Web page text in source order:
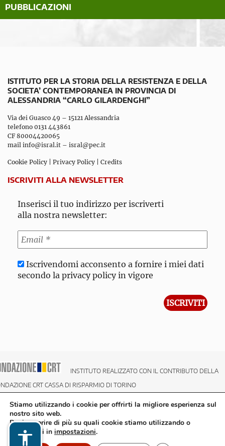
PUBBLICAZIONI
ISTITUTO PER LA STORIA DELLA RESISTENZA E DELLA
SOCIETA’ CONTEMPORANEA IN PROVINCIA DI
ALESSANDRIA “CARLO GILARDENGHI”
Via dei Guasco 49 – 15121 Alessandria
telefono 0131 443861
CF 80004420065
mail info@isral.it – isral@pec.it
Cookie Policy Privacy Policy Credits
ISCRIVITI ALLA NEWSLETTER
Inserisci il tuo indirizzo per iscriverti
alla nostra newsletter:
Iscrivendomi acconsento a fornire i miei dati
secondo la privacy policy in vigore
INSTITUTO REALIZZATO CON IL CONTRIBUTO DELLA
CRT CASSA DI RISPARMIO DI TORINO
Stiamo utilizzando i cookie per offrirti la migliore esperienza sul
nostro sito web.
Puoi scoprire di più su quali cookie stiamo utilizzando o
disattivarli in impostazioni.